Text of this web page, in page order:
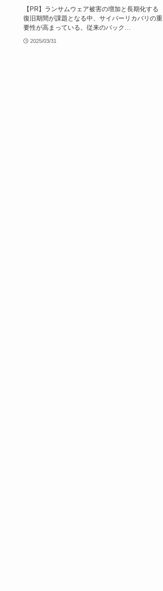
【PR】ランサムウェア被害の増加と長期化する
復旧期間が課題となる中、サイバーリカバリの重
要性が高まっている。従来のバック…
2025/03/31